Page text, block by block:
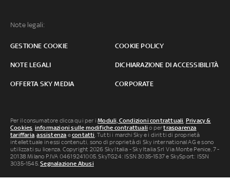
Note legali:
GESTIONE COOKIE COOKIE POLICY
NOTE LEGALI DICHIARAZIONE DI ACCESSIBILITÀ
OFFERTA SKY MEDIA CORPORATE
Per il consumatore clicca qui per iModuli, Condizioni contrattuali, Privacy &
Cookies, informazioni sulle modifiche contrattuali o pertrasparenza
tariffaria,assistenza econtatti. Tutti i marchi Sky e i diritti di proprietà
intellettuale in essi contenuti, sono di proprietà di Sky international AG e sono
utilizzati su licenza. Copyright 2026 Sky Italia - Sky Italia Srl Via Monte Penice, 7 -
20138 Milano P.IVA 04619241005. SkyTG24: ISSN 3035-1537 e SkySport: ISSN
3035-1545.Segnalazione Abusi